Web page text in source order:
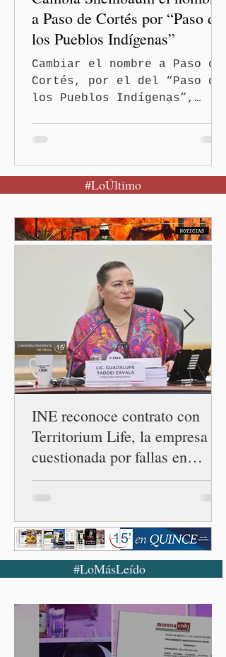
a Paso de Cortés por “Paso de
los Pueblos Indígenas”
Cambiar el nombre a Paso de
Cortés, por el del “Paso de
los Pueblos Indígenas”,
Jornada Nacional de
Reforestación desde la
Xalitzintla.
#LoÚltimo
INE reconoce contrato con
Territorium Life, la empresa
cuestionada por fallas en
examen de la UNAM
#LoMásLeído